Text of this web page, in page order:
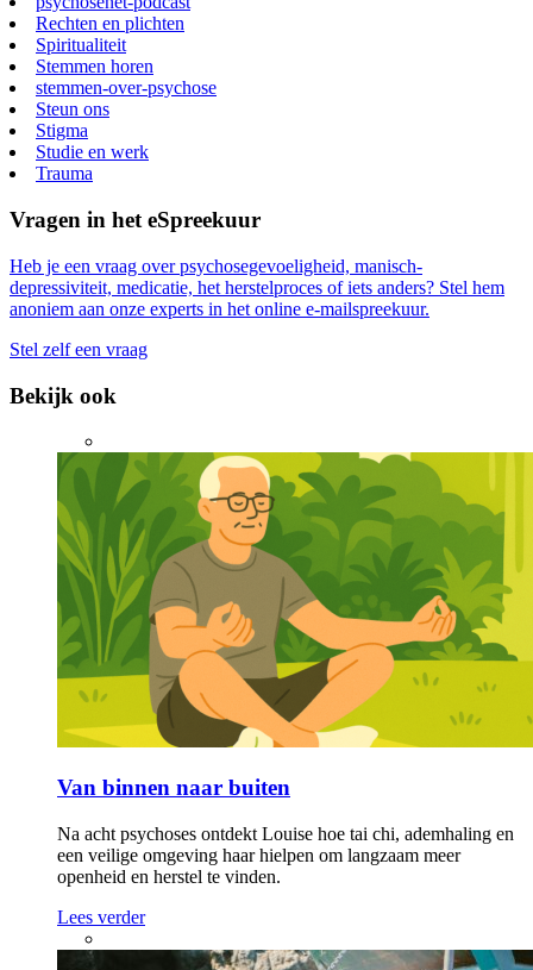
Rechten en plichten
Spiritualiteit
Stemmen horen
stemmen-over-psychose
Steun ons
Stigma
Studie en werk
Trauma
Vragen in het eSpreekuur
Heb je een vraag over psychosegevoeligheid, manisch-
depressiviteit, medicatie, het herstelproces of iets anders? Stel hem
anoniem aan onze experts in het online e-mailspreekuur.
Stel zelf een vraag
Bekijk ook
Van binnen naar buiten
Na acht psychoses ontdekt Louise hoe tai chi, ademhaling en
een veilige omgeving haar hielpen om langzaam meer
openheid en herstel te vinden.
Lees verder